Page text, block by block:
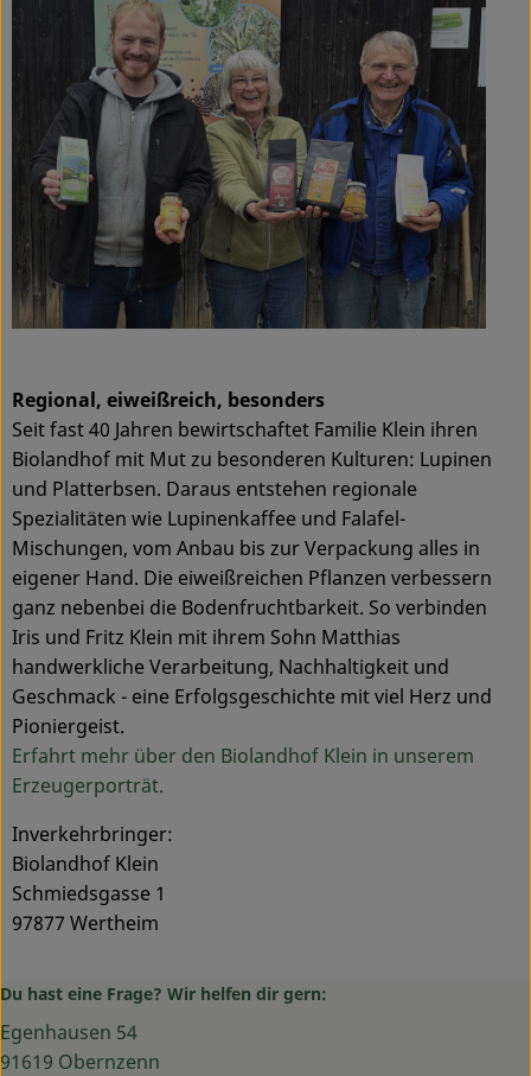
Regional, eiweißreich, besonders
Seit fast 40 Jahren bewirtschaftet Familie Klein ihren
Biolandhof mit Mut zu besonderen Kulturen: Lupinen
und Platterbsen. Daraus entstehen regionale
Spezialitäten wie Lupinenkaffee und Falafel-
Mischungen, vom Anbau bis zur Verpackung alles in
eigener Hand. Die eiweißreichen Pflanzen verbessern
ganz nebenbei die Bodenfruchtbarkeit. So verbinden
Iris und Fritz Klein mit ihrem Sohn Matthias
handwerkliche Verarbeitung, Nachhaltigkeit und
Geschmack - eine Erfolgsgeschichte mit viel Herz und
Pioniergeist.
Erfahrt mehr über den Biolandhof Klein in unserem
Erzeugerporträt.
Inverkehrbringer:
Biolandhof Klein
Schmiedsgasse 1
97877 Wertheim
Du hast eine Frage? Wir helfen dir gern:
Egenhausen 54
91619 Obernzenn